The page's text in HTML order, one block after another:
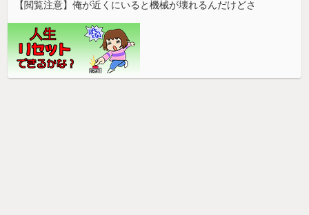
【閲覧注意】俺が近くにいると機械が壊れるんだけどさ